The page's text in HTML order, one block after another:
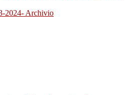
2024- Archivio